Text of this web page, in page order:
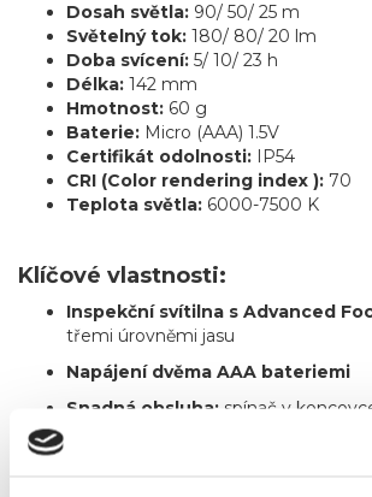
Dosah světla: 90/ 50/ 25 m
Světelný tok: 180/ 80/ 20 lm
Doba svícení: 5/ 10/ 23 h
Délka: 142 mm
Hmotnost: 60 g
Baterie: Micro (AAA) 1.5V
Certifikát odolnosti: IP54
CRI (Color rendering index ): 70
Teplota světla: 6000-7500 K
Klíčové vlastnosti:
Inspekční svítilna s Advanced
třemi úrovněmi jasu
Napájení dvěma AAA bateriemi
Snadná obsluha: spínač v
75 %